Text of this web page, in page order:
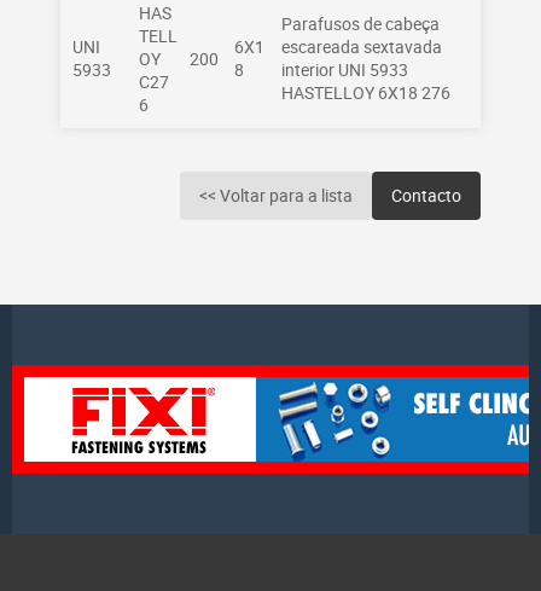
UNI
5933
HAS
TELL
OY
C27
6
200
6X1
8
Parafusos de cabeça
escareada sextavada
interior UNI 5933
HASTELLOY 6X18 276
<< Voltar para a lista Contacto